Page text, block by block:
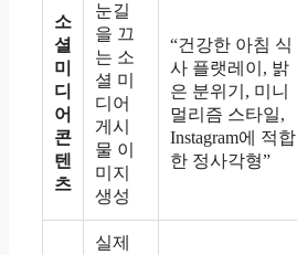
소
셜
미
디
어
콘
텐
츠
눈길
을 끄
는 소
셜 미
디어
게시
물 이
미지
생성
“건강한 아침 식
사 플랫레이, 밝
은 분위기, 미니
멀리즘 스타일,
Instagram에 적합
한 정사각형”
실제